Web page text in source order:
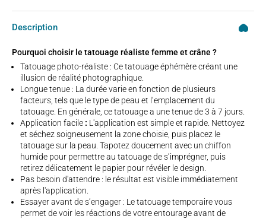
Description
Pourquoi choisir le tatouage réaliste femme et crâne ?
Tatouage photo-réaliste : Ce tatouage éphémère créant une
illusion de réalité photographique.
Longue tenue : La durée varie en fonction de plusieurs
facteurs, tels que le type de peau et l’emplacement du
tatouage. En générale, ce tatouage a une tenue de 3 à 7 jours.
Application facile : L'application est simple et rapide. Nettoyez
et séchez soigneusement la zone choisie, puis placez le
tatouage sur la peau. Tapotez doucement avec un chiffon
humide pour permettre au tatouage de s’imprégner, puis
retirez délicatement le papier pour révéler le design.
Pas besoin d'attendre : le résultat est visible immédiatement
après l'application.
Essayer avant de s’engager : Le tatouage temporaire vous
permet de voir les réactions de votre entourage avant de